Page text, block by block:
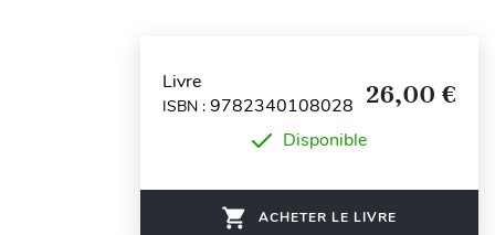
Livre
ISBN : 9782340108028 26,00 €
Disponible
ACHETER LE LIVRE